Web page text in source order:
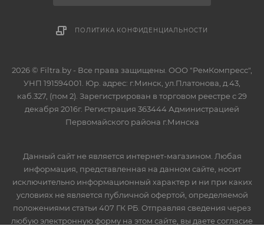
ПОЛИТИКА КОНФИДЕНЦИАЛЬНОСТИ
2026 © Filtra.by - Все права защищены. ООО "РемКомпресс",
УНП 191594001. Юр. адрес: г.Минск, ул.Платонова, д.43,
каб.327, (пом 2). Зарегистрирован в торговом реестре с 29
декабря 2016г. Регистрация 363444 Администрацией
Первомайского района г.Минска
Данный сайт не является интернет-магазином. Любая
информация, представленная на данном сайте, носит
исключительно информационный характер и ни при каких
условиях не является публичной офертой, определяемой
положениями статьи 407 ГК РБ. Отправляя сведения через
любую электронную форму на этом сайте, вы даете согласие